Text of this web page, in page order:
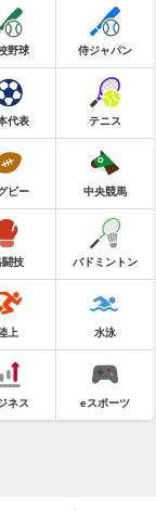
野球 侍ジャパン
代表 テニス
ビー 中央競馬
闘技 バドミントン
上 水泳
ネス eスポーツ